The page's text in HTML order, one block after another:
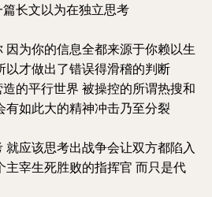
长文以为在独立思考
因为你的信息全都来源于你赖以生
以才做出了错误得滑稽的判断
的平行世界 被操控的所谓热搜和
有如此大的精神冲击乃至分裂
就应该思考出战争会让双方都陷入
主宰生死胜败的指挥官 而只是代